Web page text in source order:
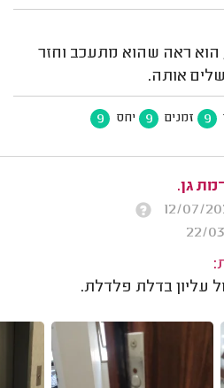
הוא ראה שהוא מתעכב וחזר
אותה.
9 זמנים 9 יחס 9
גן.
עליון בדלת פלדלת.